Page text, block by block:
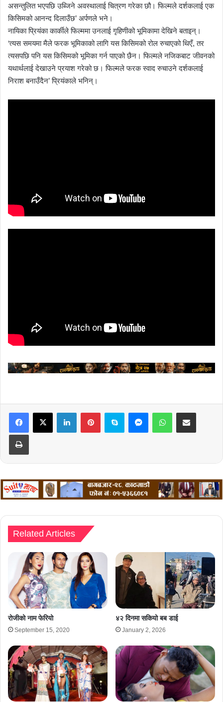
असन्तुलित भएपछि उब्जिने अवस्थालाई चित्रण गरेका छौ। फिल्मले दर्शकलाई एक
किसिमको आनन्द दिलाउँछ’ अर्पणले भने।
नायिका प्रियंका कार्कीले फिल्ममा उनलाई गृहिणीको भूमिकामा देखिने बताइन्।
‘त्यस समयमा मैले फरक भूमिकाको लागि यस किसिमको रोल रुचाएको थिएँ, तर
त्यसपछि पनि यस किसिमको भूमिका गर्न पाएको छैन। फिल्मले नजिकबाट जीवनको
यथार्थलाई देखाउने प्रयाश गरेको छ। फिल्मले फरक स्वाद रुचाउने दर्शकलाई
निराश बनाउँदैन’ प्रियंकाले भनिन्।
LinkedInPinterestSkype MessengerWhatsAppShare via Email
Print
Related Articles
रोजीको नाम फेरियो
September 15, 2020
४२ दिनमा सकियो बब डाई
January 2, 2026